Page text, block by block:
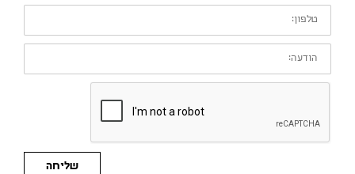
טלפון:
הודעה:
שליחה